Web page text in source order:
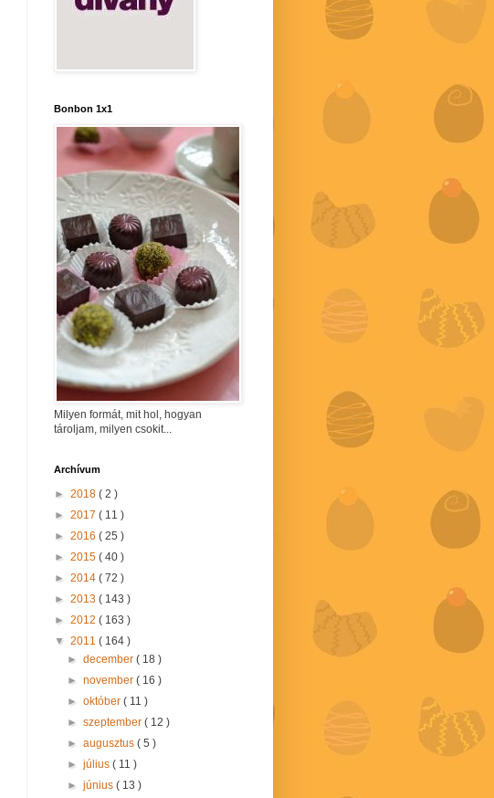
Bonbon 1x1
Milyen formát, mit hol, hogyan
tároljam, milyen csokit...
Archívum
► 2018 ( 2 )
► 2017 ( 11 )
► 2016 ( 25 )
► 2015 ( 40 )
► 2014 ( 72 )
► 2013 ( 143 )
► 2012 ( 163 )
▼ 2011 ( 164 )
►december( 18 )
►november( 16 )
►október( 11 )
►szeptember( 12 )
►augusztus( 5 )
►július( 11 )
►június( 13 )